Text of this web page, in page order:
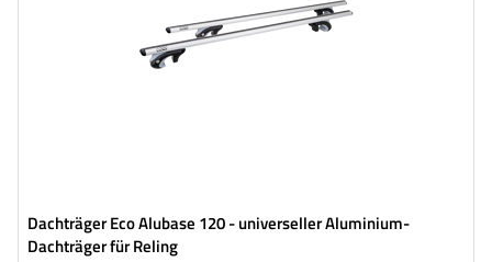
Dachträger Eco Alubase 120 - universeller Aluminium-
Dachträger für Reling